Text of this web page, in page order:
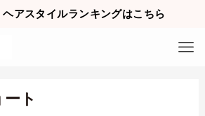
ヘアスタイルランキングはこちら
ト